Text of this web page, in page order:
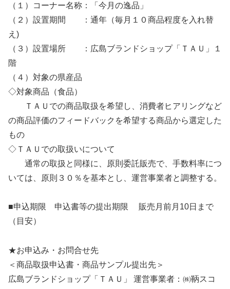
（１）コーナー名称：「今月の逸品」
（２）設置期間 ：通年（毎月１０商品程度を入れ替
え)
（３）設置場所 ：広島ブランドショップ「ＴＡＵ」１
階
（４）対象の県産品
◇対象商品（食品）
ＴＡＵでの商品取扱を希望し、消費者ヒアリングなど
の商品評価のフィードバックを希望する商品から選定した
もの
◇ＴＡＵでの取扱いについて
通常の取扱と同様に、原則委託販売で、手数料率につ
いては、原則３０％を基本とし、運営事業者と調整する。
■申込期限 申込書等の提出期限 販売月前月10日まで
（目安）
★お申込み・お問合せ先
＜商品取扱申込書・商品サンプル提出先＞
広島ブランドショップ「ＴＡＵ」 運営事業者：㈱鞆スコ